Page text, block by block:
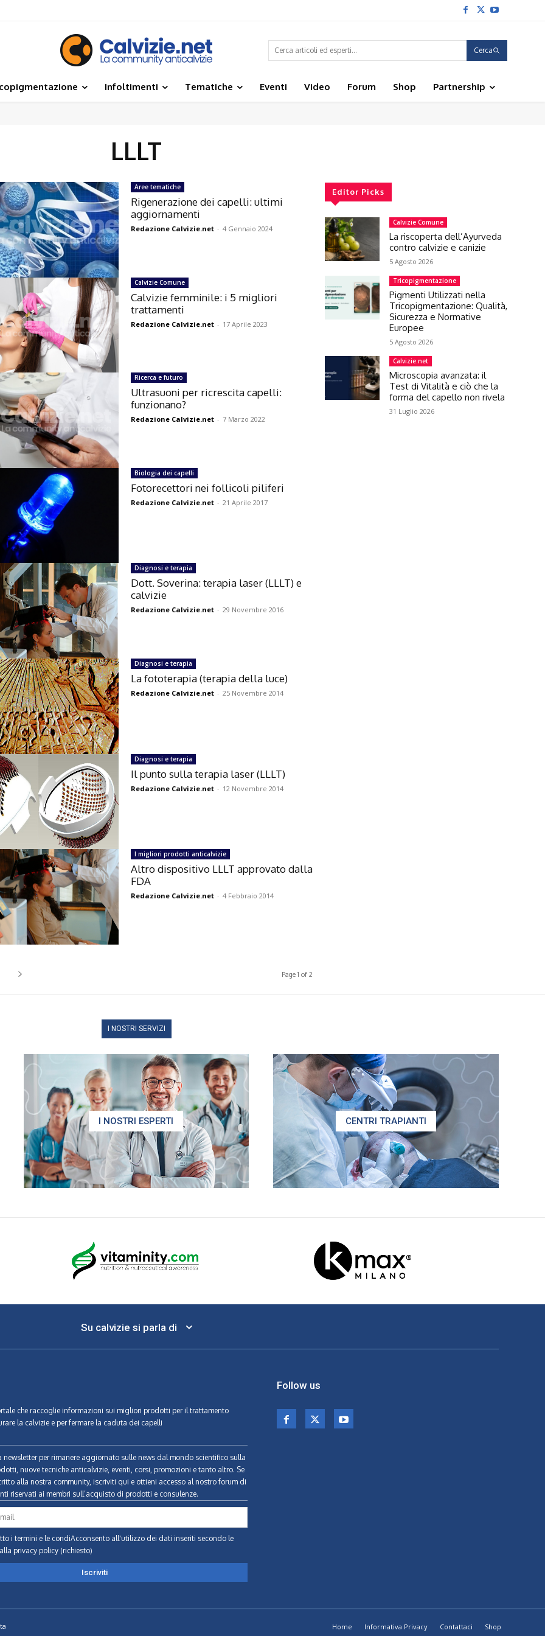
Cerca
Infoltimenti Tematiche Eventi Video Forum Shop Partnership
LLLT
Aree tematiche
Rigenerazione dei capelli: ultimi
aggiornamenti
Redazione Calvizie.net - 4 Gennaio 2024
Calvizie Comune
Calvizie femminile: i 5 migliori
trattamenti
Redazione Calvizie.net - 17 Aprile 2023
Ricerca e futuro
Ultrasuoni per ricrescita capelli:
funzionano?
Redazione Calvizie.net - 7 Marzo 2022
Biologia dei capelli
Fotorecettori nei follicoli piliferi
Redazione Calvizie.net - 21 Aprile 2017
Diagnosi e terapia
Dott. Soverina: terapia laser (LLLT) e
calvizie
Redazione Calvizie.net - 29 Novembre 2016
Diagnosi e terapia
La fototerapia (terapia della luce)
Redazione Calvizie.net - 25 Novembre 2014
Diagnosi e terapia
Il punto sulla terapia laser (LLLT)
Redazione Calvizie.net - 12 Novembre 2014
I migliori prodotti anticalvizie
Altro dispositivo LLLT approvato dalla
FDA
Redazione Calvizie.net - 4 Febbraio 2014
Page 1 of 2
Editor Picks
Calvizie Comune
La riscoperta dell’Ayurveda
contro calvizie e canizie
5 Agosto 2026
Tricopigmentazione
Pigmenti Utilizzati nella
Tricopigmentazione: Qualità,
Sicurezza e Normative
Europee
5 Agosto 2026
Calvizie.net
Microscopia avanzata: il
Test di Vitalità e ciò che la
forma del capello non rivela
31 Luglio 2026
I NOSTRI SERVIZI
I NOSTRI ESPERTI CENTRI TRAPIANTI
Su calvizie si parla di
che raccoglie informazioni sui migliori prodotti per il trattamento
la calvizie e per fermare la caduta dei capelli
newsletter per rimanere aggiornato sulle news dal mondo scientifico sulla
nuove tecniche anticalvizie, eventi, corsi, promozioni e tanto altro. Se
alla nostra community, iscriviti qui e ottieni accesso al nostro forum di
riservati ai membri sull’acquisto di prodotti e consulenze.
i termini e le condiAcconsento all'utilizzo dei dati inseriti secondo le
privacy policy (richiesto)
Follow us
Home Informativa Privacy Contattaci Shop